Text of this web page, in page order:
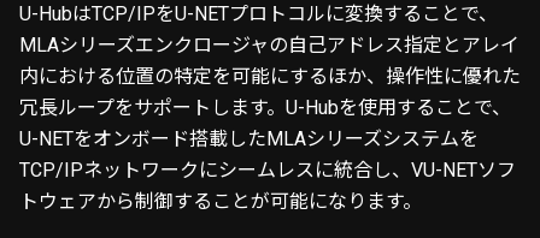
U-HubはTCP/IPをU-NETプロトコルに変換することで、
MLAシリーズエンクロージャの自己アドレス指定とアレイ
内における位置の特定を可能にするほか、操作性に優れた
冗長ループをサポートします。U-Hubを使用することで、
U-NETをオンボード搭載したMLAシリーズシステムを
TCP/IPネットワークにシームレスに統合し、VU-NETソフ
トウェアから制御することが可能になります。